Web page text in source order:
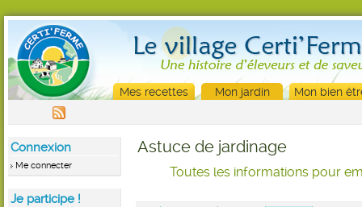
Mes recettes Mon jardin Mon bien
Connexion
Me connecter
Je participe !
Astuce de jardinage
Toutes les informations pour